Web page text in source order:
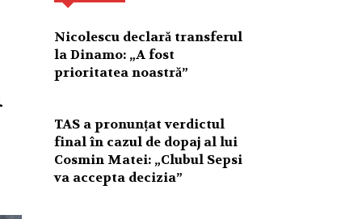
Nicolescu declară transferul
la Dinamo: „A fost
prioritatea noastră”
TAS a pronunțat verdictul
final în cazul de dopaj al lui
Cosmin Matei: „Clubul Sepsi
va accepta decizia”